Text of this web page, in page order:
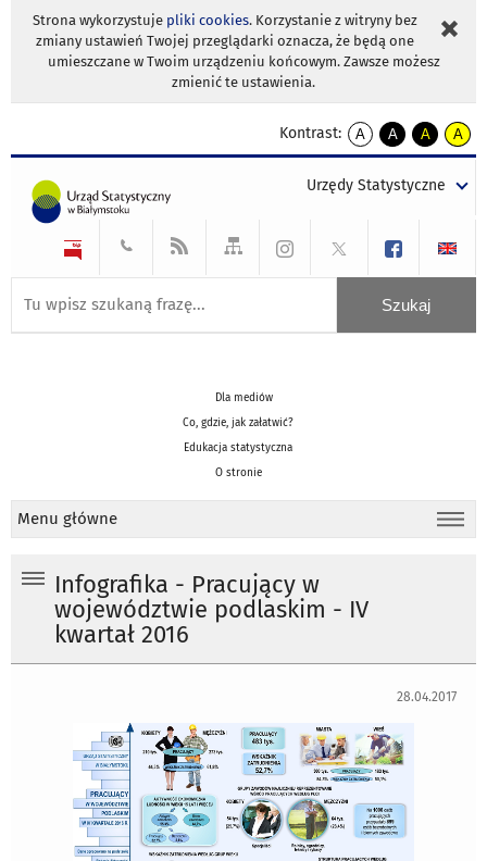
Strona wykorzystuje pliki cookies. Korzystanie z witryny bez
zmiany ustawień Twojej przeglądarki oznacza, że będą one
umieszczane w Twoim urządzeniu końcowym. Zawsze możesz
zmienić te ustawienia.
Kontrast:
A
kontrast
A
kontrast
tekst
czarnym
A
kontrast
tekst
czarnym
A
tekst
żółtym
Urzędy Statystyczne
Dla mediów
Co, gdzie, jak załatwić?
Edukacja statystyczna
O stronie
Menu główne
Infografika - Pracujący w
województwie podlaskim - IV
kwartał 2016
28.04.2017